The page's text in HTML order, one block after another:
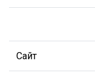
Сайт